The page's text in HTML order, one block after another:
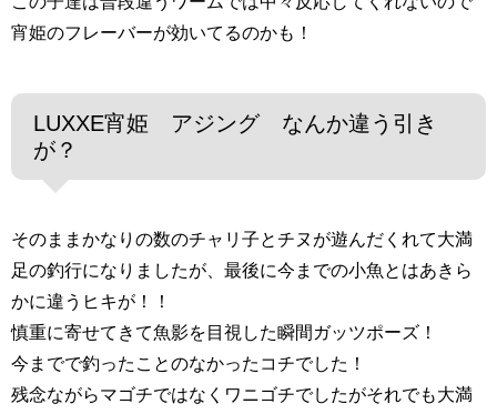
宵姫のフレーバーが効いてるのかも！
LUXXE宵姫 アジング なんか違う引き
が？
そのままかなりの数のチャリ子とチヌが遊んだくれて大満
足の釣行になりましたが、最後に今までの小魚とはあきら
かに違うヒキが！！
慎重に寄せてきて魚影を目視した瞬間ガッツポーズ！
今までで釣ったことのなかったコチでした！
残念ながらマゴチではなくワニゴチでしたがそれでも大満